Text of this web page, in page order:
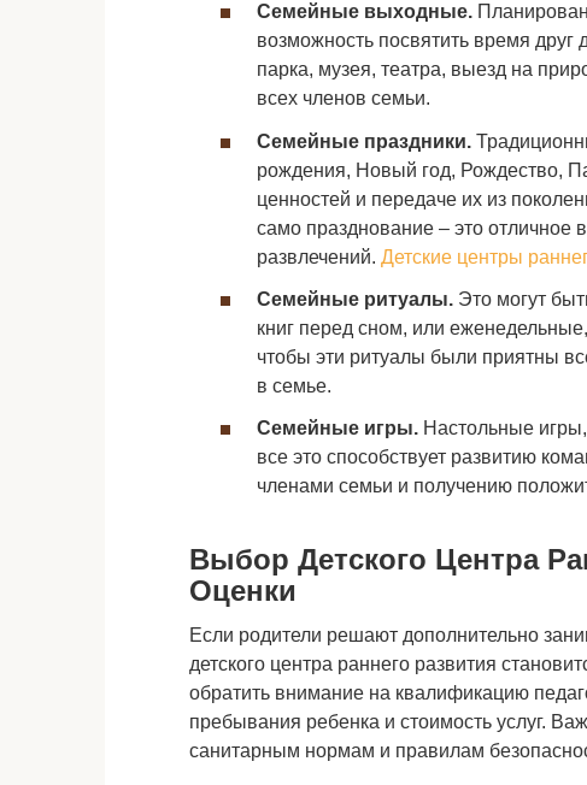
Семейные выходные.
возможность посвятить время
парка, музея, театра, выезд на
всех членов семьи.
Семейные праздники.
рождения, Новый год, Рождество,
ценностей и передаче их из
само празднование – это отличное
развлечений. Детские центры
Семейные ритуалы. Это могут
книг перед сном, или
чтобы эти ритуалы были приятны
в семье.
Семейные игры. Настольные
все это способствует развитию
членами семьи и получению
Выбор Детского Центра
Оценки
Если родители решают дополнительно
детского центра раннего развития
обратить внимание на квалификацию
пребывания ребенка и стоимость услуг.
санитарным нормам и правилам